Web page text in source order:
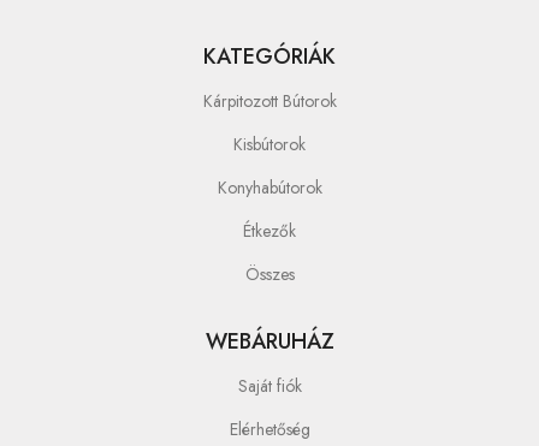
KATEGÓRIÁK
Kárpitozott Bútorok
Kisbútorok
Konyhabútorok
Étkezők
Összes
WEBÁRUHÁZ
Saját fiók
Elérhetőség